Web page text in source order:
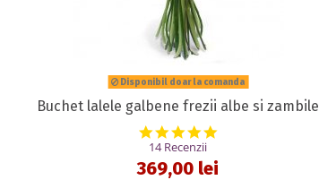
Disponibil doar la comanda
Buchet lalele galbene frezii albe si zambile
4.9 star rating
14 Recenzii
369,00 lei